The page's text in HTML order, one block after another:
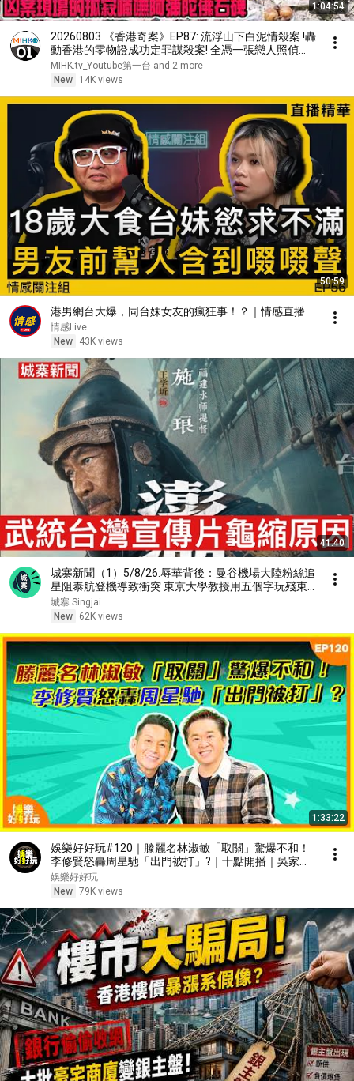
1:04:54
20260803 《香港奇案》EP87: 流浮山下白泥情殺案 !轟
動香港的零物證成功定罪謀殺案! 全憑一張戀人照偵破
姊弟戀情殺案！拋妻棄女佔有慾強人渣，原子筆殘殺女
友棄屍荒野！孤寂的喃嘸阿彌陀佛碑
MIHK.tv_Youtube第一台 and 2 more
New
14K views
50:59
港男網台大爆，同台妹女友的瘋狂事！？｜情感直播
情感Live
New
43K views
41:40
城寨新聞（1）5/8/26:辱華背後：曼谷機場大陸粉絲追
星阻泰航登機導致衝突 東京大學教授用五個字玩殘東
大大陸收生網站 醫護上繳護照，不得出國 澎湖海戰宣
傳武統台灣暑假黃金當期突然撒下 揭開背後原因
城寨 Singjai
New
62K views
1:33:22
娛樂好好玩#120｜滕麗名林淑敏「取關」驚爆不和！
李修賢怒轟周星馳「出門被打」?｜十點開播｜吳家樂
｜鄧兆尊｜
娛樂好好玩
New 79K views